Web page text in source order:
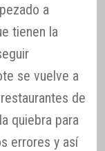
a
tienen la
se vuelve a
de
quiebra para
errores y así